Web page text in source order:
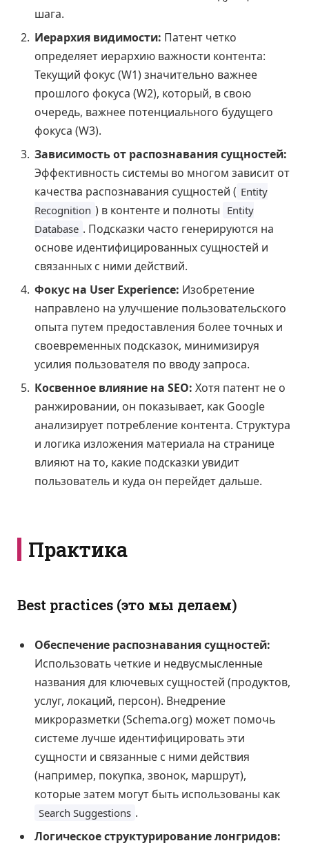
шага.
Иерархия видимости: Патент четко
определяет иерархию важности контента:
Текущий фокус (W1) значительно важнее
прошлого фокуса (W2), который, в свою
очередь, важнее потенциального будущего
фокуса (W3).
Зависимость от распознавания сущностей:
Эффективность системы во многом зависит от
качества распознавания сущностей ( Entity
Recognition ) в контенте и полноты Entity
Database . Подсказки часто генерируются на
основе идентифицированных сущностей и
связанных с ними действий.
Фокус на User Experience: Изобретение
направлено на улучшение пользовательского
опыта путем предоставления более точных и
своевременных подсказок, минимизируя
усилия пользователя по вводу запроса.
Косвенное влияние на SEO: Хотя патент не о
ранжировании, он показывает, как Google
анализирует потребление контента. Структура
и логика изложения материала на странице
влияют на то, какие подсказки увидит
пользователь и куда он перейдет дальше.
Практика
Best practices (это мы делаем)
Обеспечение распознавания сущностей:
Использовать четкие и недвусмысленные
названия для ключевых сущностей (продуктов,
услуг, локаций, персон). Внедрение
микроразметки (Schema.org) может помочь
системе лучше идентифицировать эти
сущности и связанные с ними действия
(например, покупка, звонок, маршрут),
которые затем могут быть использованы как
Search Suggestions .
Логическое структурирование лонгридов: